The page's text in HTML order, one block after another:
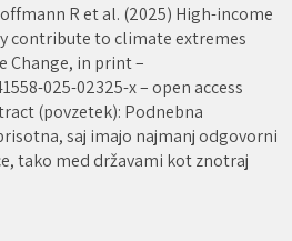
R et al. (2025) High-income
contribute to climate extremes
Change, in print –
025-02325-x – open access
(povzetek): Podnebna
saj imajo najmanj odgovorni
tako med državami kot znotraj